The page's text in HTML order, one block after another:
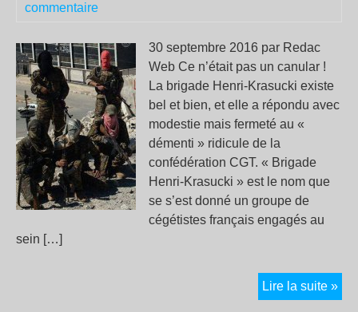
commentaire
30 septembre 2016 par Redac
Web Ce n’était pas un canular !
La brigade Henri-Krasucki existe
bel et bien, et elle a répondu avec
modestie mais fermeté au «
démenti » ridicule de la
confédération CGT. « Brigade
Henri-Krasucki » est le nom que
se s’est donné un groupe de
cégétistes français engagés au
sein […]
Lire la suite »La